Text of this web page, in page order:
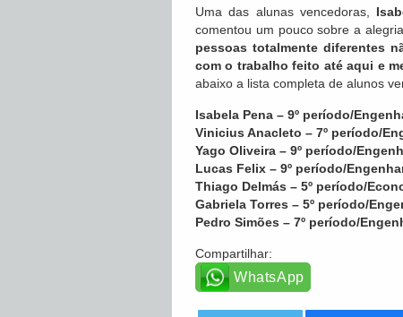
Uma das alunas vencedoras,
comentou um pouco sobre a
pessoas totalmente diferentes
com o trabalho feito até aqui e
abaixo a lista completa de alunos
Isabela Pena – 9º período/
Vinicius Anacleto – 7º período/
Yago Oliveira – 9º período/
Lucas Felix – 9º período/
Thiago Delmás – 5º período/
Gabriela Torres – 5º período/
Pedro Simões – 7º período/
Compartilhar:
WhatsApp